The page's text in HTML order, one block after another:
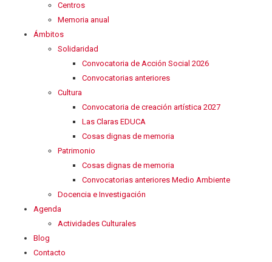
Centros
Memoria anual
Ámbitos
Solidaridad
Convocatoria de Acción Social 2026
Convocatorias anteriores
Cultura
Convocatoria de creación artística 2027
Las Claras EDUCA
Cosas dignas de memoria
Patrimonio
Cosas dignas de memoria
Convocatorias anteriores Medio Ambiente
Docencia e Investigación
Agenda
Actividades Culturales
Blog
Contacto